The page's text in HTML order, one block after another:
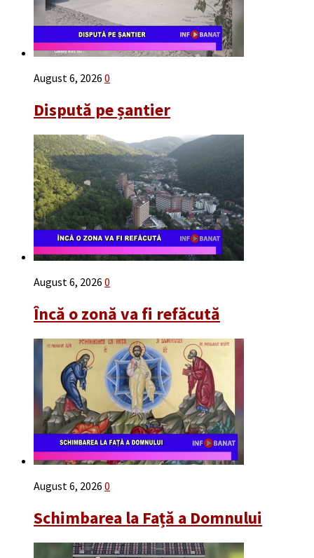
August 6, 2026 0
Dispută pe șantier
August 6, 2026 0
Încă o zonă va fi refăcută
August 6, 2026 0
Schimbarea la Față a Domnului